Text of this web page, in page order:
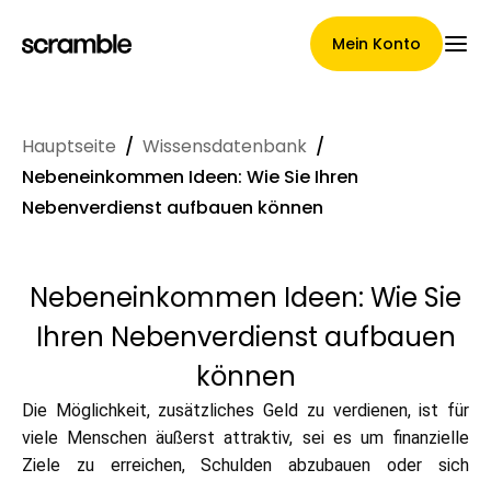
Mein Konto
Hauptseite
Konditionen der
Forderungsabtretung
Markengalerie
Hauptseite / Wissensdatenbank /
Nebeneinkommen Ideen: Wie Sie Ihren
Nebenverdienst aufbauen können
Nebeneinkommen Ideen: Wie Sie
Ihren Nebenverdienst aufbauen
können
Die Möglichkeit, zusätzliches Geld zu verdienen, ist für
viele Menschen äußerst attraktiv, sei es um finanzielle
Ziele zu erreichen, Schulden abzubauen oder sich